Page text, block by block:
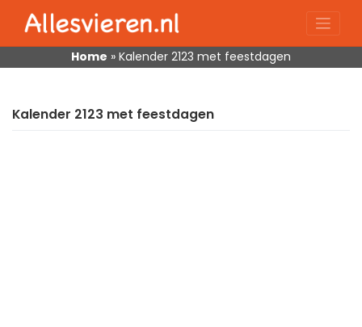
content
Home » Kalender 2123 met feestdagen
Kalender 2123 met feestdagen